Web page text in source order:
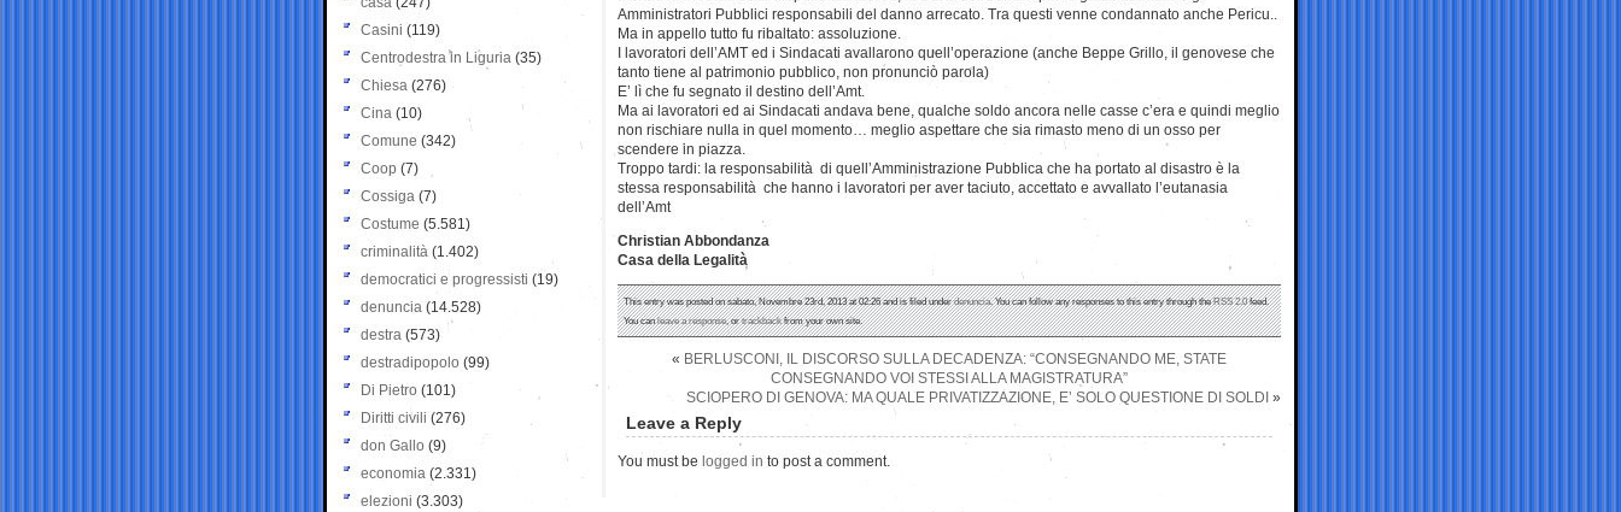
Amministratori Pubblici responsabili del danno arrecato. Tra questi venne condannato anche Pericu..
Ma in appello tutto fu ribaltato: assoluzione.
I lavoratori dell’AMT ed i Sindacati avallarono quell’operazione (anche Beppe Grillo, il genovese che
tanto tiene al patrimonio pubblico, non pronunciò parola)
E’ lì che fu segnato il destino dell’Amt.
Ma ai lavoratori ed ai Sindacati andava bene, qualche soldo ancora nelle casse c’era e quindi meglio
non rischiare nulla in quel momento… meglio aspettare che sia rimasto meno di un osso per
scendere in piazza.
Troppo tardi: la responsabilità di quell’Amministrazione Pubblica che ha portato al disastro è la
stessa responsabilità che hanno i lavoratori per aver taciuto, accettato e avvallato l’eutanasia
dell’Amt
Christian Abbondanza
Casa della Legalità
This entry was posted on sabato, Novembre 23rd, 2013 at 02:26 and is filed underdenuncia. You can follow any responses to this entry through theRSS 2.0feed.
You canleave a response, ortrackbackfrom your own site.
« BERLUSCONI, IL DISCORSO SULLA DECADENZA: “CONSEGNANDO ME, STATE
CONSEGNANDO VOI STESSI ALLA MAGISTRATURA”
SCIOPERO DI GENOVA: MA QUALE PRIVATIZZAZIONE, E’ SOLO QUESTIONE DI SOLDI »
Leave a Reply
You must be logged in to post a comment.
Casini (119)
Centrodestra in Liguria (35)
Chiesa (276)
Cina (10)
Comune (342)
Coop (7)
Cossiga (7)
Costume (5.581)
criminalità (1.402)
democratici e progressisti (19)
denuncia (14.528)
destra (573)
destradipopolo (99)
Di Pietro (101)
Diritti civili (276)
don Gallo (9)
economia (2.331)
elezioni (3.303)